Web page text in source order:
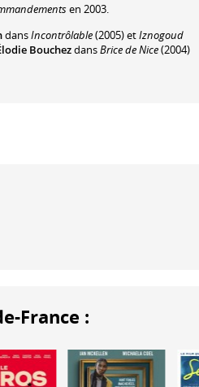
en 2003.
dansIncontrôlable(2005) etIznogoud
BouchezdansBrice de Nice(2004)
France :